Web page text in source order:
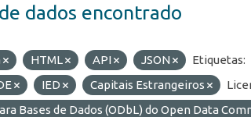
dados encontrado
HTML API JSON
Etiquetas:
IED Capitais Estrangeiros
Bases de Dados (ODbL) do Open Data